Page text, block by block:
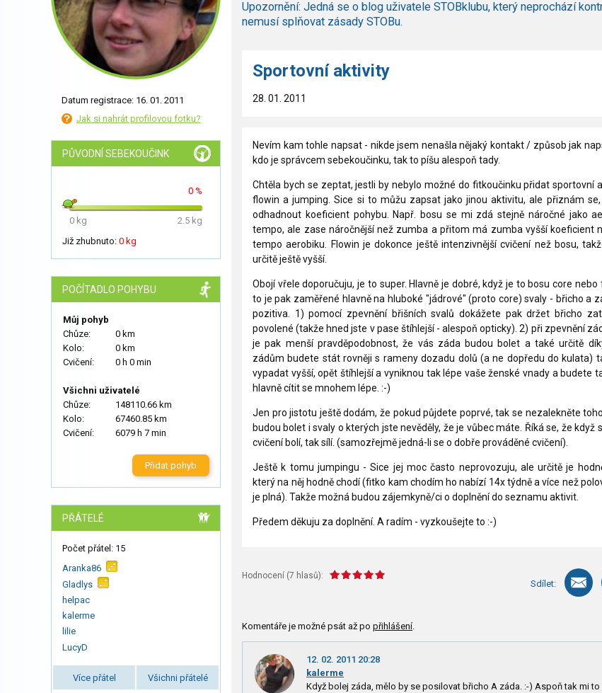
Datum registrace: 16. 01. 2011
Jak si nahrát profilovou fotku?
PŮVODNÍ SEBEKOUČINK
0 %
0 kg
2.5 kg
Již zhubnuto: 0 kg
POČÍTADLO POHYBU
Můj pohyb
Chůze:
0 km
Kolo:
0 km
Cvičení:
0 h 0 min
Všichni uživatelé
Chůze:
148110.66 km
Kolo:
67460.85 km
Cvičení:
6079 h 7 min
Přidat pohyb
PŘÁTELÉ
Počet přátel: 15
Aranka86
Gladlys
helpac
kalerme
lilie
LucyD
Více přátel Všichni přátelé
Upozornění: Jedná se o blog uživatele STOBklubu, který neprochází
nemusí splňovat zásady STOBu.
Sportovní aktivity
28. 01. 2011
Nevím kam tohle napsat - nikde jsem nenašla nějaký kontakt / způsob jak
kdo je správcem sebekoučinku, tak to píšu alespoň tady.
Chtěla bych se zeptat, jestli by nebylo možné do fitkoučinku přidat sportovní
flowin a jumping. Sice si to můžu zapsat jako jinou aktivitu, ale přiznám
odhadnout koeficient pohybu. Např. bosu se mi zdá stejně náročné jako
tempo, ale zase náročnější než zumba a přitom má zumba vyšší koeficient
tempo aerobiku. Flowin je dokonce ještě intenzivnější cvičení než bosu,
určitě ještě vyšší.
Obojí vřele doporučuju, je to super. Hlavně je dobré, když je to bosu core nebo
to je pak zaměřené hlavně na hluboké "jádrové" (proto core) svaly - břicho a
pozitiva. 1) pomocí zpevnění břišních svalů dokážete pak držet břicho
povolené (takže hned jste v pase štíhlejší - alespoň opticky). 2) při zpevnění
je pak menší pravděpodobnost, že vás záda budou bolet a také určitě
zádům budete stát rovněji s rameny dozadu dolů (a ne dopředu do kulata)
vypadat vyšší, opět štíhlejší a vyniknou tak lépe vaše ženské vnady a budete
hlavně cítit se mnohem lépe. :-)
Jen pro jistotu ještě dodám, že pokud půjdete poprvé, tak se nezalekněte
budou bolet i svaly o kterých jste nevěděly, že je vůbec máte. Říká se, že když
cvičení bolí, tak sílí. (samozřejmě jedná-li se o dobře prováděné cvičení).
Ještě k tomu jumpingu - Sice jej moc často neprovozuju, ale určitě je
který na něj hodně chodí (fitko kam chodím ho nabízí 14x týdně a více než
je plná). Takže možná budou zájemkyně/ci o doplnění do seznamu aktivit.
Předem děkuju za doplnění. A radím - vyzkoušejte to :-)
Hodnocení (7 hlasů):
Sdílet:
Komentáře je možné psát až po přihlášení.
12. 02. 2011 20:28
kalerme
Když bolej záda, mělo by se posilovat břicho A záda. :-) Aspoň tak mi to